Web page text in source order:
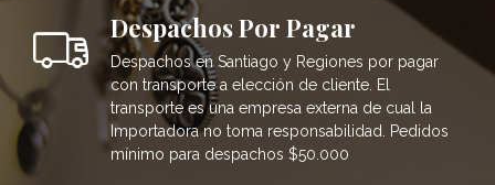
Despachos Por Pagar
Despachos en Santiago y Regiones por pagar
con transporte a elección de cliente. El
transporte es una empresa externa de cual la
Importadora no toma responsabilidad. Pedidos
mínimo para despachos $50.000